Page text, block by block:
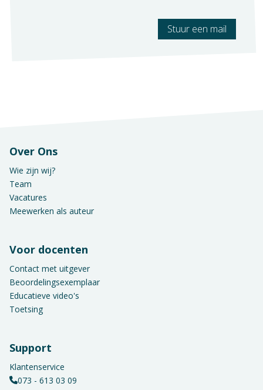
Assistent-manager internationale handel
Vestigingsmanager groothandel
Stuur een mail
Over Ons
Wie zijn wij?
Team
Vacatures
Meewerken als auteur
Voor docenten
Contact met uitgever
Beoordelingsexemplaar
Educatieve video's
Toetsing
Support
Klantenservice
073 - 613 03 09